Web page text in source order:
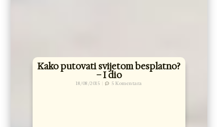
Kako putovati svijetom besplatno?
– I dio
18/08/2015 5 Komentara